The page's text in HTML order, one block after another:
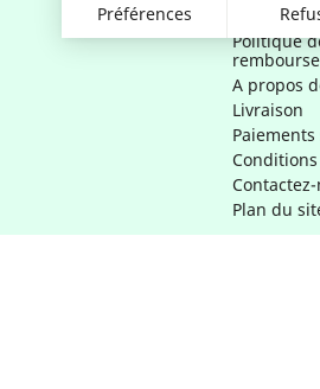
Préférences
Gestion
Politique
A propos
Livraison
Plan du